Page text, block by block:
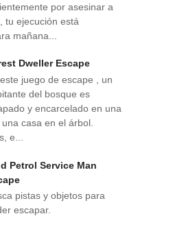
por asesinar a
tu ejecución está
mañana...
Dweller Escape
juego de escape , un
del bosque es
y encarcelado en una
casa en el árbol.
e...
Petrol Service Man
pistas y objetos para
escapar.